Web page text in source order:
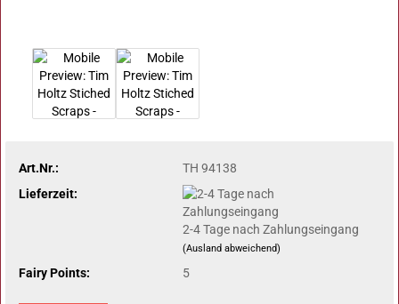
Art.Nr.:
TH 94138
Lieferzeit:
2-4 Tage nach Zahlungseingang
(Ausland abweichend)
Fairy Points: 5